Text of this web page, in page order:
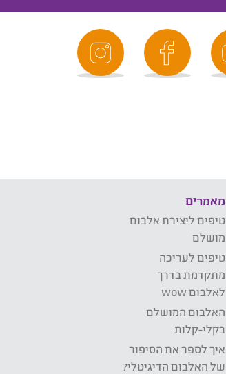
מאמרים
טיפים ליצירת אלבום
מושלם
טיפים לעריכה
מתקדמת בדרך
לאלבום wow
האלבום המושלם
בקלי-קלות
איך לספר את הסיפור
של האלבום הדיגיטלי?